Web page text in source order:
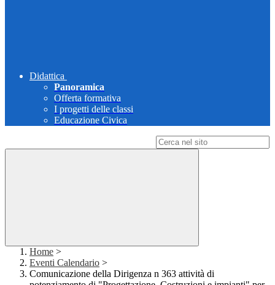
Didattica
Panoramica
Offerta formativa
I progetti delle classi
Educazione Civica
Home >
Eventi Calendario >
Comunicazione della Dirigenza n 363 attività di